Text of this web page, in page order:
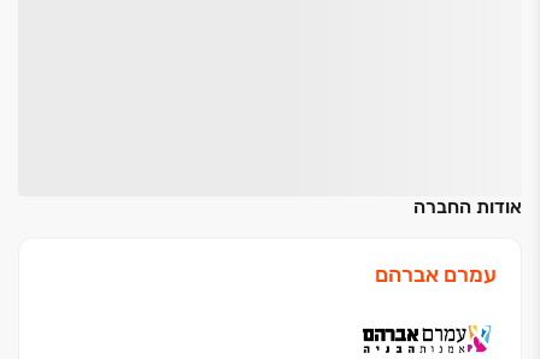
אודות החברה
עמרם אברהם